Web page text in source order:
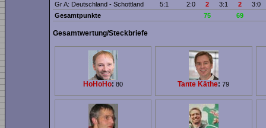
Gr A: Deutschland - Schottland
5:1 2:0 2 3:1 2
3:0
Gesamtpunkte
75 69
Gesamtwertung/Steckbriefe
HoHoHo: 80 Tante Käthe: 79